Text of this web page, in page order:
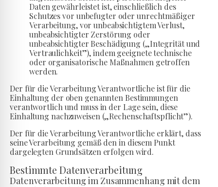
Daten gewährleistet ist, einschließlich des
Schutzes vor unbefugter oder unrechtmäßiger
Verarbeitung, vor unbeabsichtigtem Verlust,
unbeabsichtigter Zerstörung oder
unbeabsichtigter Beschädigung („Integrität und
Vertraulichkeit”), indem geeignete technische
oder organisatorische Maßnahmen getroffen
werden.
Der für die Verarbeitung Verantwortliche ist für die
Einhaltung der oben genannten Bestimmungen
verantwortlich und muss in der Lage sein, diese
Einhaltung nachzuweisen („Rechenschaftspflicht”).
Der für die Verarbeitung Verantwortliche erklärt, dass
seine Verarbeitung gemäß den in diesem Punkt
dargelegten Grundsätzen erfolgen wird.
Bestimmte Datenverarbeitung
Datenverarbeitung im Zusammenhang mit dem